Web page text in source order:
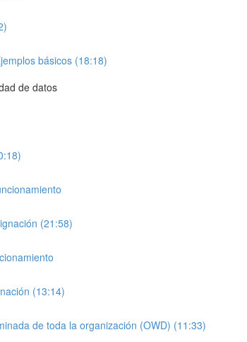
básicos (18:18)
de datos
(21:58)
(13:14)
de toda la organización (OWD) (11:33)